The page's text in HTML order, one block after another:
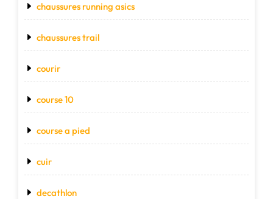
chaussures running asics
chaussures trail
courir
course 10
course a pied
cuir
decathlon